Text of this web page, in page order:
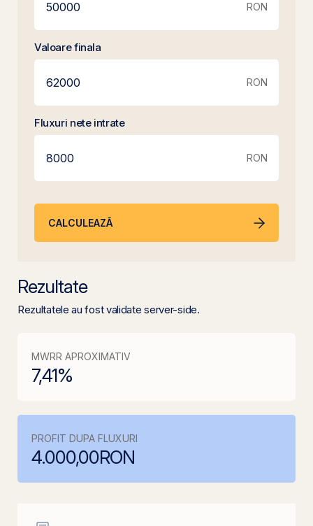
RON
Valoare finala
RON
Fluxuri nete intrate
RON
CALCULEAZĂ
Rezultate
Rezultatele au fost validate server-side.
MWRR APROXIMATIV
7,41%
PROFIT DUPA FLUXURI
4.000,00RON